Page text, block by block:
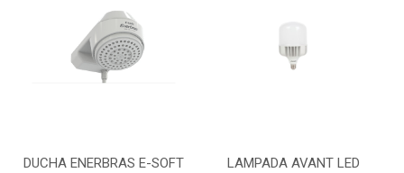
DUCHA ENERBRAS E-SOFT
LAMPADA AVANT LED